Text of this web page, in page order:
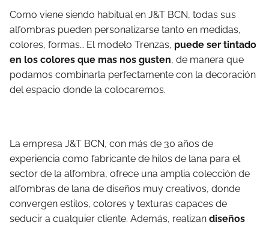
Como viene siendo habitual en J&T BCN, todas sus
alfombras pueden personalizarse tanto en medidas,
colores, formas… El modelo Trenzas, puede ser tintado
en los colores que mas nos gusten, de manera que
podamos combinarla perfectamente con la decoración
del espacio donde la colocaremos.
La empresa J&T BCN, con más de 30 años de
experiencia como fabricante de hilos de lana para el
sector de la alfombra, ofrece una amplia colección de
alfombras de lana de diseños muy creativos, donde
convergen estilos, colores y texturas capaces de
seducir a cualquier cliente. Además, realizan diseños